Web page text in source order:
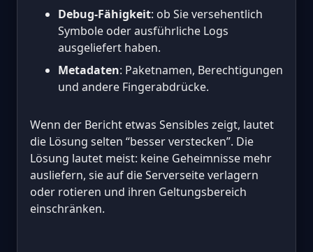
Debug-Fähigkeit: ob Sie versehentlich
Symbole oder ausführliche Logs
ausgeliefert haben.
Metadaten: Paketnamen, Berechtigungen
und andere Fingerabdrücke.
Wenn der Bericht etwas Sensibles zeigt, lautet
die Lösung selten “besser verstecken”. Die
Lösung lautet meist: keine Geheimnisse mehr
ausliefern, sie auf die Serverseite verlagern
oder rotieren und ihren Geltungsbereich
einschränken.